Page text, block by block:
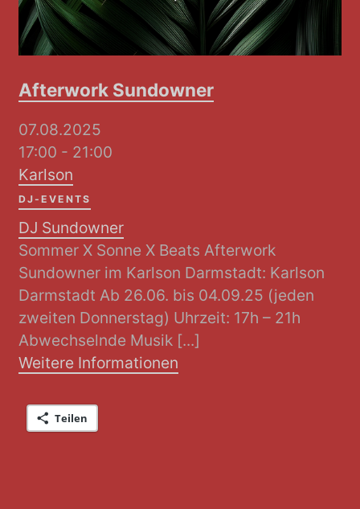
Afterwork Sundowner
07.08.2025
17:00 - 21:00
Karlson
DJ-EVENTS
DJ Sundowner
Sommer X Sonne X Beats Afterwork
Sundowner im Karlson Darmstadt: Karlson
Darmstadt Ab 26.06. bis 04.09.25 (jeden
zweiten Donnerstag) Uhrzeit: 17h – 21h
Abwechselnde Musik [...]
Weitere Informationen
Teilen